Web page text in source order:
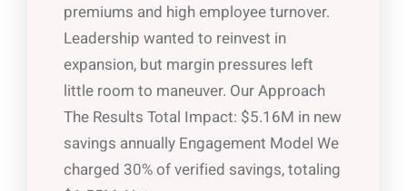
premiums and high employee turnover.
Leadership wanted to reinvest in
expansion, but margin pressures left
little room to maneuver. Our Approach
The Results Total Impact: $5.16M in new
savings annually Engagement Model We
charged 30% of verified savings, totaling